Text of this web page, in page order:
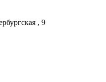
, 9